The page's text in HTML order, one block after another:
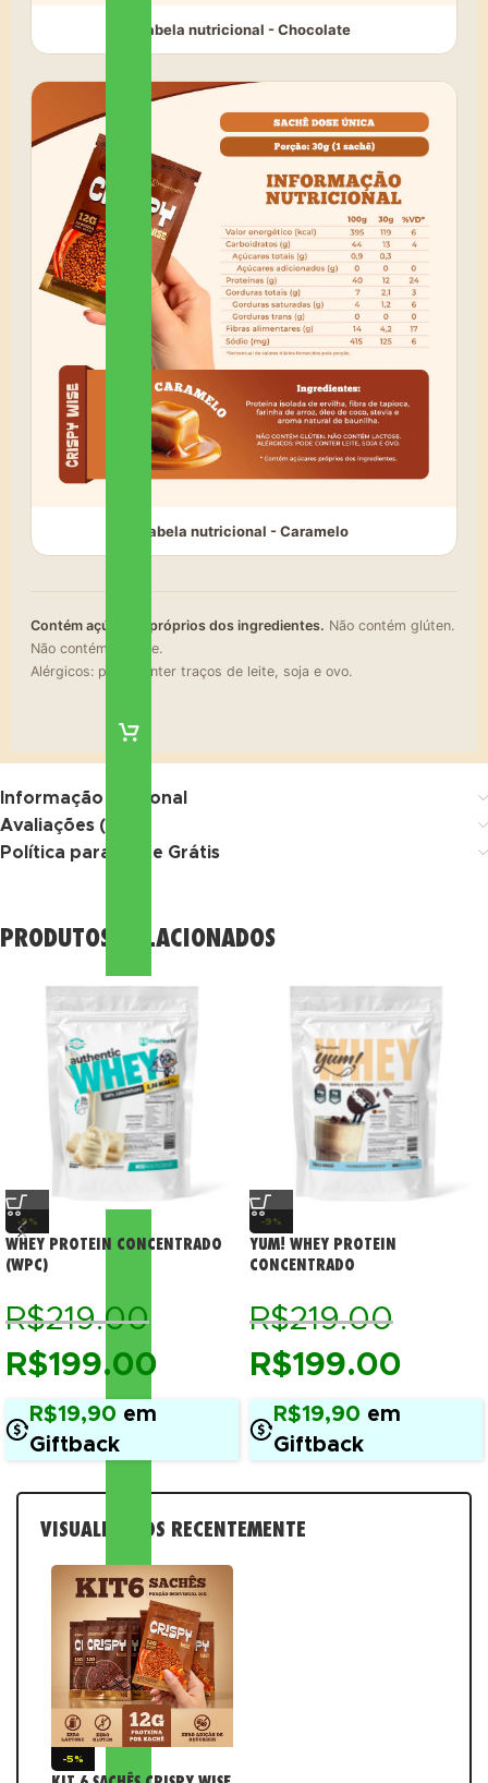
Tabela nutricional - Chocolate
Tabela nutricional - Caramelo
Contém açúcares próprios dos ingredientes. Não contém glúten.
Não contém lactose.
Alérgicos: pode conter traços de leite, soja e ovo.
Informação adicional
Avaliações (0)
Política para Frete Grátis
PRODUTOS RELACIONADOS
-9%
WHEY PROTEIN CONCENTRADO
(WPC)
R$219.00
R$199.00
R$19,90 em
Giftback
-9%
YUM! WHEY PROTEIN
CONCENTRADO
R$219.00
R$199.00
R$19,90 em
Giftback
VISUALIZADOS RECENTEMENTE
-5%